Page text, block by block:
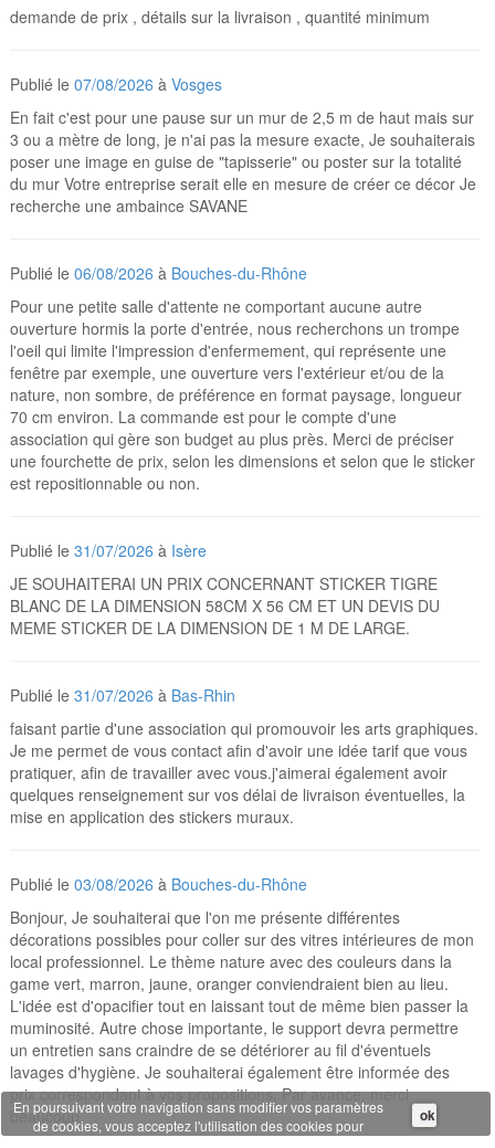
demande de prix , détails sur la livraison , quantité minimum
Publié le07/08/2026 àVosges
En fait c'est pour une pause sur un mur de 2,5 m de haut mais sur
3 ou a mètre de long, je n'ai pas la mesure exacte, Je souhaiterais
poser une image en guise de "tapisserie" ou poster sur la totalité
du mur Votre entreprise serait elle en mesure de créer ce décor Je
recherche une ambaince SAVANE
Publié le06/08/2026 à Bouches-du-Rhône
Pour une petite salle d'attente ne comportant aucune autre
ouverture hormis la porte d'entrée, nous recherchons un trompe
l'oeil qui limite l'impression d'enfermement, qui représente une
fenêtre par exemple, une ouverture vers l'extérieur et/ou de la
nature, non sombre, de préférence en format paysage, longueur
70 cm environ. La commande est pour le compte d'une
association qui gère son budget au plus près. Merci de préciser
une fourchette de prix, selon les dimensions et selon que le sticker
est repositionnable ou non.
Publié le31/07/2026 à Isère
JE SOUHAITERAI UN PRIX CONCERNANT STICKER TIGRE
BLANC DE LA DIMENSION 58CM X 56 CM ET UN DEVIS DU
MEME STICKER DE LA DIMENSION DE 1 M DE LARGE.
Publié le31/07/2026 à Bas-Rhin
faisant partie d'une association qui promouvoir les arts graphiques.
Je me permet de vous contact afin d'avoir une idée tarif que vous
pratiquer, afin de travailler avec vous.j'aimerai également avoir
quelques renseignement sur vos délai de livraison éventuelles, la
mise en application des stickers muraux.
Publié le03/08/2026 à Bouches-du-Rhône
Bonjour, Je souhaiterai que l'on me présente différentes
décorations possibles pour coller sur des vitres intérieures de mon
local professionnel. Le thème nature avec des couleurs dans la
game vert, marron, jaune, oranger conviendraient bien au lieu.
L'idée est d'opacifier tout en laissant tout de même bien passer la
muminosité. Autre chose importante, le support devra permettre
un entretien sans craindre de se détériorer au fil d'éventuels
lavages d'hygiène. Je souhaiterai également être informée des
prix correspondant à vos propositions. Par avance, merci
beaucoup.
En poursuivant votre navigation sans modifier vos paramètres
de cookies, vous acceptez l'utilisation des cookies pour
ok